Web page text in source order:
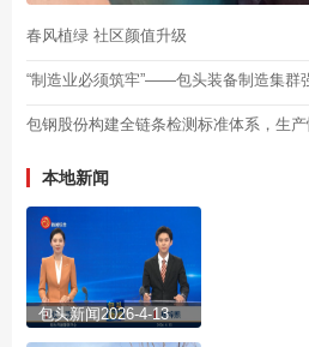
春风植绿 社区颜值升级
“制造业必须筑牢”——包头装备制造集群
包钢股份构建全链条检测标准体系，生
本地新闻
包头新闻2026-4-13